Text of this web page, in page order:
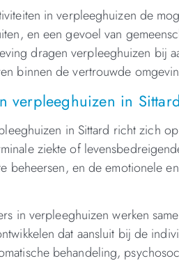
in verpleeghuizen de
en een gevoel van
dragen verpleeghuizen bij
binnen de vertrouwde
verpleeghuizen in Sittard
in Sittard richt zich
ziekte of
beheersen, en de emotionele
in verpleeghuizen werken
dat aansluit bij de
behandeling,